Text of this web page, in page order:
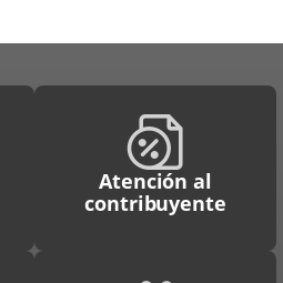
Atención al
contribuyente